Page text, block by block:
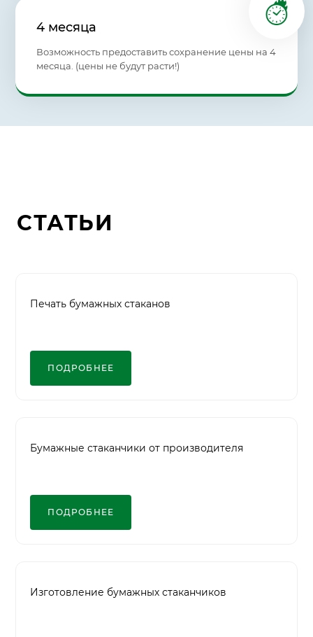
4 месяца
Возможность предоставить сохранение цены на 4
месяца. (цены не будут расти!)
СТАТЬИ
Печать бумажных стаканов
ПОДРОБНЕЕ
Бумажные стаканчики от производителя
ПОДРОБНЕЕ
Изготовление бумажных стаканчиков